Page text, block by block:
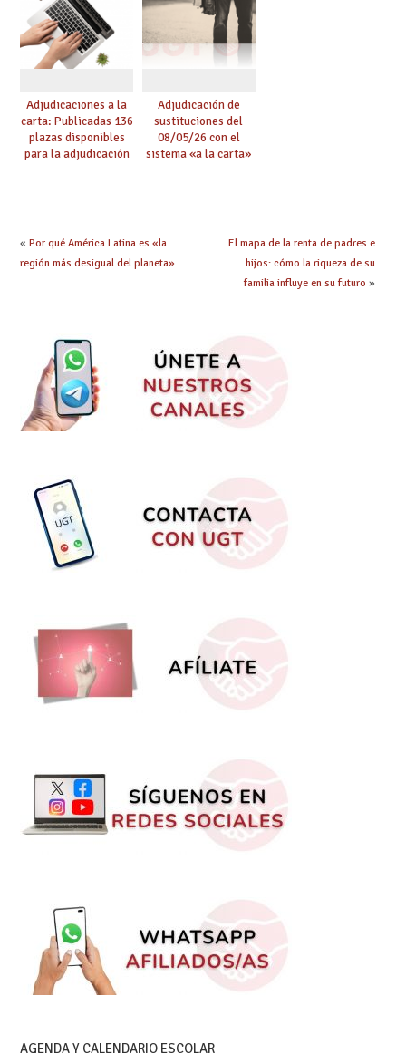
Adjudicaciones a la
carta: Publicadas 136
plazas disponibles
para la adjudicación
Adjudicación de
sustituciones del
08/05/26 con el
sistema «a la carta»
« Por qué América Latina es «la
región más desigual del planeta»
El mapa de la renta de padres e
hijos: cómo la riqueza de su
familia influye en su futuro »
AGENDA Y CALENDARIO ESCOLAR